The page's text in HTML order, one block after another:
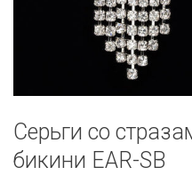
Серьги со
бикини EAR-SB